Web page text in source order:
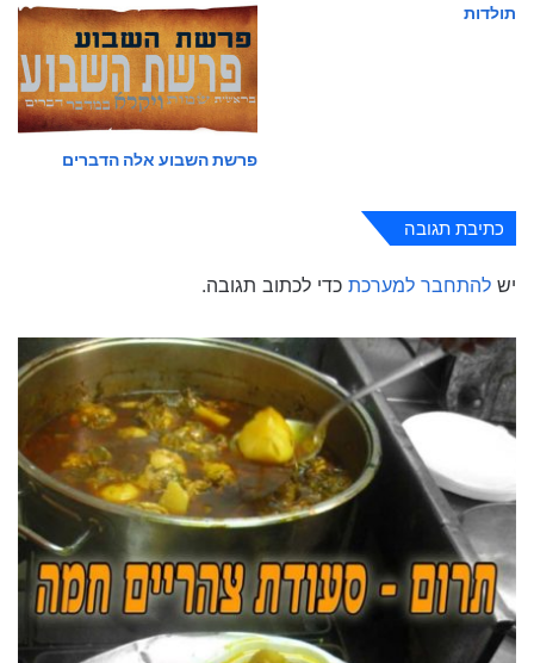
תולדות
פרשת השבוע אלה הדברים
כתיבת תגובה
יש להתחבר למערכת כדי לכתוב תגובה.